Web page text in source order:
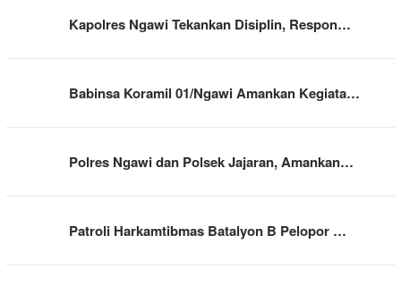
Kapolres Ngawi Tekankan Disiplin, Respon…
Babinsa Koramil 01/Ngawi Amankan Kegiata…
Polres Ngawi dan Polsek Jajaran, Amankan…
Patroli Harkamtibmas Batalyon B Pelopor …